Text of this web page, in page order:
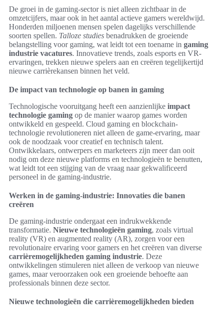
De groei in de gaming-sector is niet alleen zichtbaar in de
omzetcijfers, maar ook in het aantal actieve gamers wereldwijd.
Honderden miljoenen mensen spelen dagelijks verschillende
soorten spellen. Talloze studies benadrukken de groeiende
belangstelling voor gaming, wat leidt tot een toename in gaming
industrie vacatures. Innovatieve trends, zoals esports en VR-
ervaringen, trekken nieuwe spelers aan en creëren tegelijkertijd
nieuwe carrièrekansen binnen het veld.
De impact van technologie op banen in gaming
Technologische vooruitgang heeft een aanzienlijke impact
technologie gaming op de manier waarop games worden
ontwikkeld en gespeeld. Cloud gaming en blockchain-
technologie revolutioneren niet alleen de game-ervaring, maar
ook de noodzaak voor creatief en technisch talent.
Ontwikkelaars, ontwerpers en marketeers zijn meer dan ooit
nodig om deze nieuwe platforms en technologieën te benutten,
wat leidt tot een stijging van de vraag naar gekwalificeerd
personeel in de gaming-industrie.
Werken in de gaming-industrie: Innovaties die banen
creëren
De gaming-industrie ondergaat een indrukwekkende
transformatie. Nieuwe technologieën gaming, zoals virtual
reality (VR) en augmented reality (AR), zorgen voor een
revolutionaire ervaring voor gamers en het creëren van diverse
carrièremogelijkheden gaming industrie. Deze
ontwikkelingen stimuleren niet alleen de verkoop van nieuwe
games, maar veroorzaken ook een groeiende behoefte aan
professionals binnen deze sector.
Nieuwe technologieën die carrièremogelijkheden bieden